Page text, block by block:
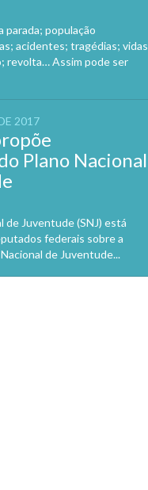
parada; população
acidentes; tragédias; vidas
revolta… Assim pode ser
2017
Plano Nacional
de Juventude (SNJ) está
federais sobre a
de Juventude...